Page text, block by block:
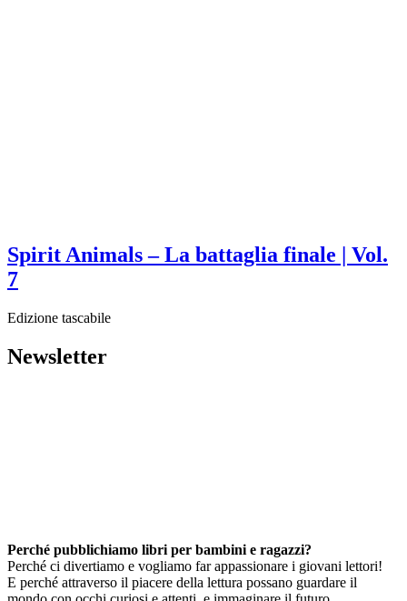
Spirit Animals – La battaglia finale | Vol.
7
Edizione tascabile
Newsletter
Perché pubblichiamo libri per bambini e ragazzi?
Perché ci divertiamo e vogliamo far appassionare i giovani lettori!
E perché attraverso il piacere della lettura possano guardare il